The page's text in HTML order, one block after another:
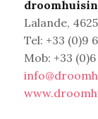
Lalande,
Tel: +33 (0)9
Mob: +33 (0)6